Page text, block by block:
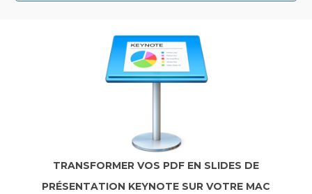
TRANSFORMER VOS PDF EN SLIDES DE
PRÉSENTATION KEYNOTE SUR VOTRE MAC